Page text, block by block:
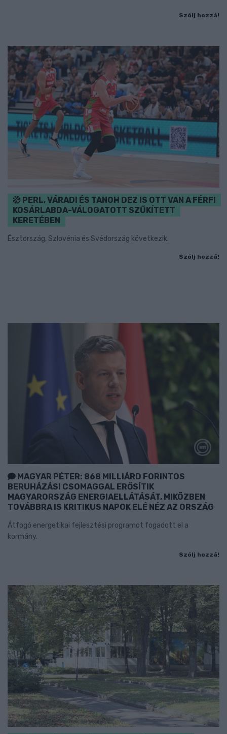
Szólj hozzá!
PERL, VÁRADI ÉS TANOH DEZ IS OTT VAN A FÉRFI
KOSÁRLABDA-VÁLOGATOTT SZŰKÍTETT
KERETÉBEN
Észtország, Szlovénia és Svédország következik.
Szólj hozzá!
MAGYAR PÉTER: 868 MILLIÁRD FORINTOS
BERUHÁZÁSI CSOMAGGAL ERŐSÍTIK
MAGYARORSZÁG ENERGIAELLÁTÁSÁT, MIKÖZBEN
TOVÁBBRA IS KRITIKUS NAPOK ELÉ NÉZ AZ ORSZÁG
Átfogó energetikai fejlesztési programot fogadott el a
kormány.
Szólj hozzá!